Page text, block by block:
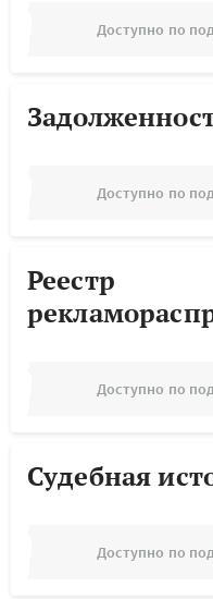
Доступно по
Доступно по
Реестр
Доступно по
Судебная
Доступно по